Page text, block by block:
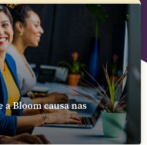
Bloom causa nas